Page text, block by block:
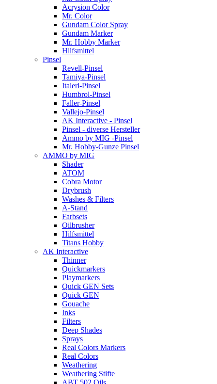
Acrysion Color
Mr. Color
Gundam Color Spray
Gundam Marker
Mr. Hobby Marker
Hilfsmittel
Pinsel
Revell-Pinsel
Tamiya-Pinsel
Italeri-Pinsel
Humbrol-Pinsel
Faller-Pinsel
Vallejo-Pinsel
AK Interactive - Pinsel
Pinsel - diverse Hersteller
Ammo by MIG -Pinsel
Mr. Hobby-Gunze Pinsel
AMMO by MIG
Shader
ATOM
Cobra Motor
Drybrush
Washes & Filters
A-Stand
Farbsets
Oilbrusher
Hilfsmittel
Titans Hobby
AK Interactive
Thinner
Quickmarkers
Playmarkers
Quick GEN Sets
Quick GEN
Gouache
Inks
Filters
Deep Shades
Sprays
Real Colors Markers
Real Colors
Weathering
Weathering Stifte
ABT 502 Oils